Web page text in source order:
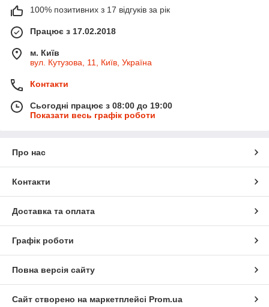
100% позитивних з 17 відгуків за рік
Працює з 17.02.2018
м. Київ
вул. Кутузова, 11, Київ, Україна
Контакти
Сьогодні працює з 08:00 до 19:00
Показати весь графік роботи
Про нас
Контакти
Доставка та оплата
Графік роботи
Повна версія сайту
Сайт створено на маркетплейсі Prom.ua